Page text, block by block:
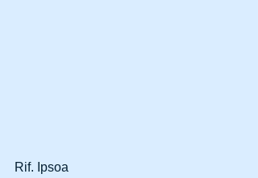
Rif. Ipsoa